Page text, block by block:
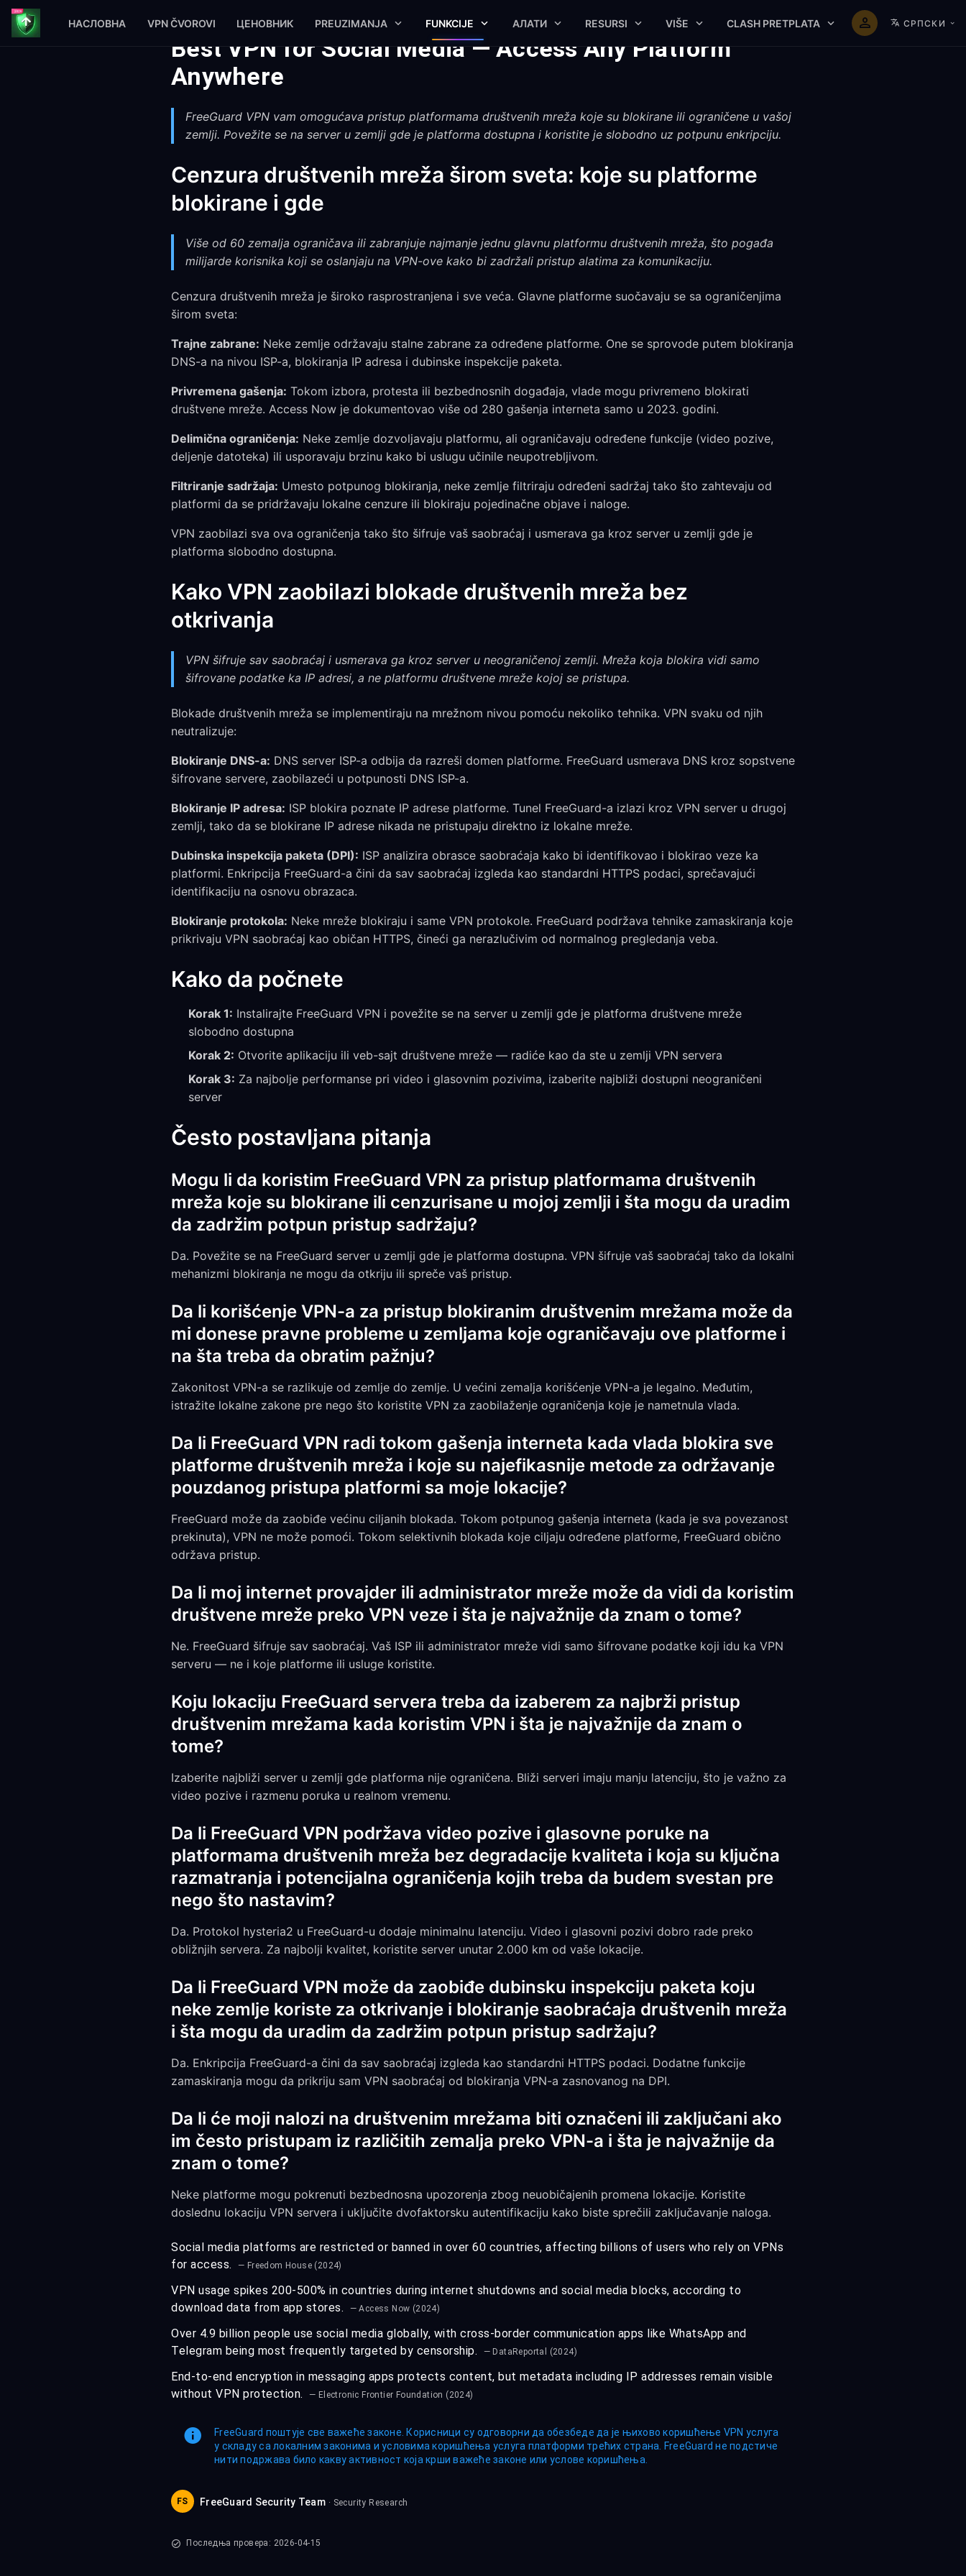
НАСЛОВНА VPN ČVOROVI ЦЕНОВНИК PREUZIMANJA FUNKCIJE АЛАТИ RESURSI VIŠE CLASH PRETPLATA СРПСКИ
Best VPN for Social Media — Access Any Platform
Anywhere
FreeGuard VPN vam omogućava pristup platformama društvenih mreža koje su blokirane ili ograničene u vašoj
zemlji. Povežite se na server u zemlji gde je platforma dostupna i koristite je slobodno uz potpunu enkripciju.
Cenzura društvenih mreža širom sveta: koje su platforme
blokirane i gde
Više od 60 zemalja ograničava ili zabranjuje najmanje jednu glavnu platformu društvenih mreža, što pogađa
milijarde korisnika koji se oslanjaju na VPN-ove kako bi zadržali pristup alatima za komunikaciju.
Cenzura društvenih mreža je široko rasprostranjena i sve veća. Glavne platforme suočavaju se sa ograničenjima
širom sveta:
Trajne zabrane: Neke zemlje održavaju stalne zabrane za određene platforme. One se sprovode putem blokiranja
DNS-a na nivou ISP-a, blokiranja IP adresa i dubinske inspekcije paketa.
Privremena gašenja: Tokom izbora, protesta ili bezbednosnih događaja, vlade mogu privremeno blokirati
društvene mreže. Access Now je dokumentovao više od 280 gašenja interneta samo u 2023. godini.
Delimična ograničenja: Neke zemlje dozvoljavaju platformu, ali ograničavaju određene funkcije (video pozive,
deljenje datoteka) ili usporavaju brzinu kako bi uslugu učinile neupotrebljivom.
Filtriranje sadržaja: Umesto potpunog blokiranja, neke zemlje filtriraju određeni sadržaj tako što zahtevaju od
platformi da se pridržavaju lokalne cenzure ili blokiraju pojedinačne objave i naloge.
VPN zaobilazi sva ova ograničenja tako što šifruje vaš saobraćaj i usmerava ga kroz server u zemlji gde je
platforma slobodno dostupna.
Kako VPN zaobilazi blokade društvenih mreža bez
otkrivanja
VPN šifruje sav saobraćaj i usmerava ga kroz server u neograničenoj zemlji. Mreža koja blokira vidi samo
šifrovane podatke ka IP adresi, a ne platformu društvene mreže kojoj se pristupa.
Blokade društvenih mreža se implementiraju na mrežnom nivou pomoću nekoliko tehnika. VPN svaku od njih
neutralizuje:
Blokiranje DNS-a: DNS server ISP-a odbija da razreši domen platforme. FreeGuard usmerava DNS kroz sopstvene
šifrovane servere, zaobilazeći u potpunosti DNS ISP-a.
Blokiranje IP adresa: ISP blokira poznate IP adrese platforme. Tunel FreeGuard-a izlazi kroz VPN server u drugoj
zemlji, tako da se blokirane IP adrese nikada ne pristupaju direktno iz lokalne mreže.
Dubinska inspekcija paketa (DPI): ISP analizira obrasce saobraćaja kako bi identifikovao i blokirao veze ka
platformi. Enkripcija FreeGuard-a čini da sav saobraćaj izgleda kao standardni HTTPS podaci, sprečavajući
identifikaciju na osnovu obrazaca.
Blokiranje protokola: Neke mreže blokiraju i same VPN protokole. FreeGuard podržava tehnike zamaskiranja koje
prikrivaju VPN saobraćaj kao običan HTTPS, čineći ga nerazlučivim od normalnog pregledanja veba.
Kako da počnete
Korak 1: Instalirajte FreeGuard VPN i povežite se na server u zemlji gde je platforma društvene mreže
slobodno dostupna
Korak 2: Otvorite aplikaciju ili veb-sajt društvene mreže — radiće kao da ste u zemlji VPN servera
Korak 3: Za najbolje performanse pri video i glasovnim pozivima, izaberite najbliži dostupni neograničeni
server
Često postavljana pitanja
Mogu li da koristim FreeGuard VPN za pristup platformama društvenih
mreža koje su blokirane ili cenzurisane u mojoj zemlji i šta mogu da uradim
da zadržim potpun pristup sadržaju?
Da. Povežite se na FreeGuard server u zemlji gde je platforma dostupna. VPN šifruje vaš saobraćaj tako da lokalni
mehanizmi blokiranja ne mogu da otkriju ili spreče vaš pristup.
Da li korišćenje VPN-a za pristup blokiranim društvenim mrežama može da
mi donese pravne probleme u zemljama koje ograničavaju ove platforme i
na šta treba da obratim pažnju?
Zakonitost VPN-a se razlikuje od zemlje do zemlje. U većini zemalja korišćenje VPN-a je legalno. Međutim,
istražite lokalne zakone pre nego što koristite VPN za zaobilaženje ograničenja koje je nametnula vlada.
Da li FreeGuard VPN radi tokom gašenja interneta kada vlada blokira sve
platforme društvenih mreža i koje su najefikasnije metode za održavanje
pouzdanog pristupa platformi sa moje lokacije?
FreeGuard može da zaobiđe većinu ciljanih blokada. Tokom potpunog gašenja interneta (kada je sva povezanost
prekinuta), VPN ne može pomoći. Tokom selektivnih blokada koje ciljaju određene platforme, FreeGuard obično
održava pristup.
Da li moj internet provajder ili administrator mreže može da vidi da koristim
društvene mreže preko VPN veze i šta je najvažnije da znam o tome?
Ne. FreeGuard šifruje sav saobraćaj. Vaš ISP ili administrator mreže vidi samo šifrovane podatke koji idu ka VPN
serveru — ne i koje platforme ili usluge koristite.
Koju lokaciju FreeGuard servera treba da izaberem za najbrži pristup
društvenim mrežama kada koristim VPN i šta je najvažnije da znam o
tome?
Izaberite najbliži server u zemlji gde platforma nije ograničena. Bliži serveri imaju manju latenciju, što je važno za
video pozive i razmenu poruka u realnom vremenu.
Da li FreeGuard VPN podržava video pozive i glasovne poruke na
platformama društvenih mreža bez degradacije kvaliteta i koja su ključna
razmatranja i potencijalna ograničenja kojih treba da budem svestan pre
nego što nastavim?
Da. Protokol hysteria2 u FreeGuard-u dodaje minimalnu latenciju. Video i glasovni pozivi dobro rade preko
obližnjih servera. Za najbolji kvalitet, koristite server unutar 2.000 km od vaše lokacije.
Da li FreeGuard VPN može da zaobiđe dubinsku inspekciju paketa koju
neke zemlje koriste za otkrivanje i blokiranje saobraćaja društvenih mreža
i šta mogu da uradim da zadržim potpun pristup sadržaju?
Da. Enkripcija FreeGuard-a čini da sav saobraćaj izgleda kao standardni HTTPS podaci. Dodatne funkcije
zamaskiranja mogu da prikriju sam VPN saobraćaj od blokiranja VPN-a zasnovanog na DPI.
Da li će moji nalozi na društvenim mrežama biti označeni ili zaključani ako
im često pristupam iz različitih zemalja preko VPN-a i šta je najvažnije da
znam o tome?
Neke platforme mogu pokrenuti bezbednosna upozorenja zbog neuobičajenih promena lokacije. Koristite
doslednu lokaciju VPN servera i uključite dvofaktorsku autentifikaciju kako biste sprečili zaključavanje naloga.
Social media platforms are restricted or banned in over 60 countries, affecting billions of users who rely on VPNs
for access.
— Freedom House (2024)
VPN usage spikes 200-500% in countries during internet shutdowns and social media blocks, according to
download data from app stores.
— Access Now (2024)
Over 4.9 billion people use social media globally, with cross-border communication apps like WhatsApp and
Telegram being most frequently targeted by censorship.
— DataReportal (2024)
End-to-end encryption in messaging apps protects content, but metadata including IP addresses remain visible
without VPN protection.
— Electronic Frontier Foundation (2024)
FreeGuard поштује све важеће законе. Корисници су одговорни да обезбеде да је њихово коришћење VPN услуга
у складу са локалним законима и условима коришћења услуга платформи трећих страна. FreeGuard не подстиче
нити подржава било какву активност која крши важеће законе или услове коришћења.
FS FreeGuard Security Team · Security Research
Последња провера: 2026-04-15